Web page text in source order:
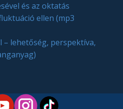
és az oktatás
ellen (mp3
– lehetőség, perspektíva,